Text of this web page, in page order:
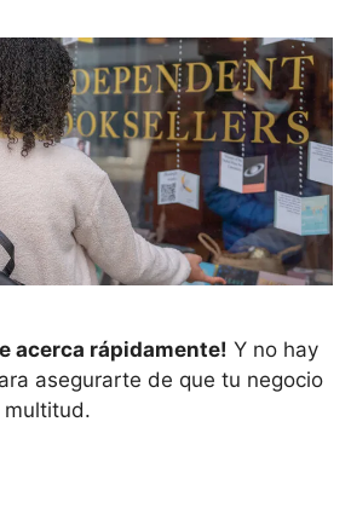
acerca rápidamente! Y no hay
asegurarte de que tu negocio